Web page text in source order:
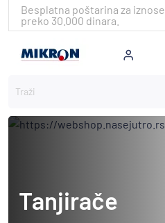
Besplatna poštarina za iznose
preko 30.000 dinara.
Tanjirače